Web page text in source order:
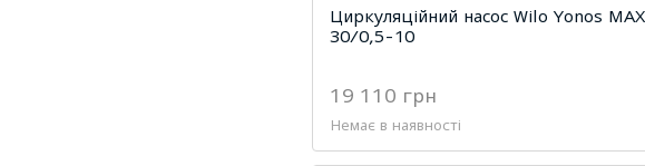
Циркуляційний насос Wilo Yonos
30/0,5-10
19 110 грн
Немає в наявності